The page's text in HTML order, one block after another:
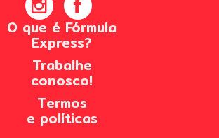
O que é Fórmula
Express?
Trabalhe
conosco!
Termos
e políticas